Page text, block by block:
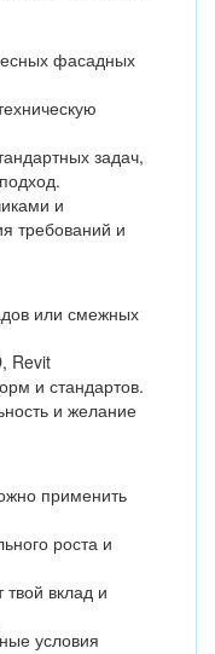
фасадных
задач,
и
требований и
или смежных
Revit
и стандартов.
и желание
применить
роста и
твой вклад и
условия